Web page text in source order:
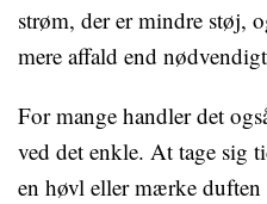
strøm, der er mindre støj,
mere affald end
For mange handler det
ved det enkle. At tage sig
en høvl eller mærke